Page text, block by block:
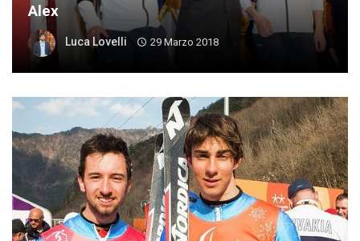
Alex
Luca Lovelli 29 Marzo 2018